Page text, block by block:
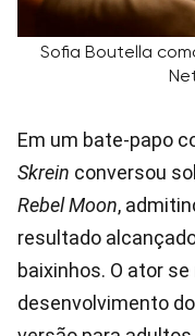
Sofia Boutella
Em um bate-papo
Skrein conversou
Rebel Moon,
resultado
baixinhos. O ator
desenvolvimento